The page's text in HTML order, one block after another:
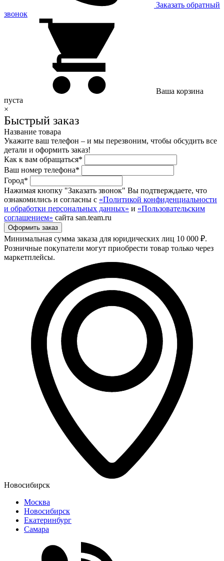
Заказать обратный
звонок
Ваша корзина
пуста
×
Быстрый заказ
Название товара
Укажите ваш телефон – и мы перезвоним, чтобы обсудить все
детали и оформить заказ!
Как к вам обращаться*
Ваш номер телефона*
Город*
Нажимая кнопку "Заказать звонок" Вы подтверждаете, что
ознакомились и согласны с «Политикой конфиденциальности
и обработки персональных данных» и «Пользовательским
соглашением» сайта san.team.ru
Минимальная сумма заказа для юридических лиц 10 000 ₽.
Розничные покупатели могут приобрести товар только через
маркетплейсы.
Новосибирск
Москва
Новосибирск
Екатеринбург
Самара